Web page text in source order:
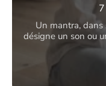
Un mantra,
désigne un son ou